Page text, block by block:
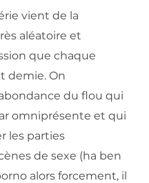
vient de la
aléatoire et
que chaque
demie. On
du flou qui
omniprésente et qui
les parties
de sexe (ha ben
alors forcement, il